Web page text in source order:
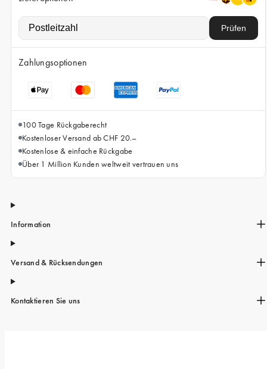
iPhone 15
iPhone 14
iPhone 13 Pro
iPhone 13
Alle Handymodelle
Prüfen
Zahlungsoptionen
100 Tage Rückgaberecht
Kostenloser Versand ab CHF 20.–
Kostenlose & einfache Rückgabe
Über 1 Million Kunden weltweit vertrauen uns
Information
Versand & Rücksendungen
Kontaktieren Sie uns